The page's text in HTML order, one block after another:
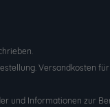
Versandkosten
und Informationen zur